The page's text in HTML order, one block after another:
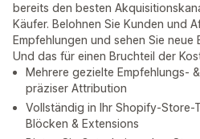
bereits den besten
Käufer. Belohnen Sie Kunden und
Empfehlungen und sehen Sie neue
Und das für einen Bruchteil der
Mehrere gezielte Empfehlungs-
präziser Attribution
Vollständig in Ihr Shopify-Store-
Blöcken & Extensions